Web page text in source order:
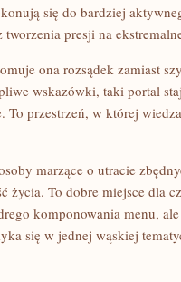
się do bardziej
presji na
ona rozsądek zamiast
wskazówki, taki portal
To przestrzeń, w której
marzące o utracie
życia. To dobre miejsce dla
komponowania menu,
się w jednej wąskiej